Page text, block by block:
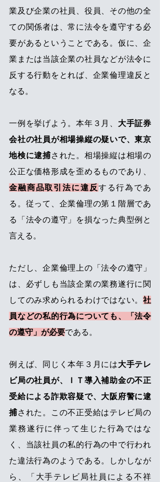
業及び企業の社員、役員、その他の全
ての関係者は、常に法令を遵守する必
要があるということである。仮に、企
業または当該企業の社員などが法令に
反する行動をとれば、企業倫理違反と
なる。
一例を挙げよう。本年３月、 大手証券
会社の社員が相場操縦の疑いで、東京
地検に逮捕された。相場操縦は相場の
公正な価格形成を歪めるものであり、
金融商品取引法に違反 する行為であ
る。従って、企業倫理の第１階層であ
る「法令の遵守」を損なった典型例と
言える。
ただし、企業倫理上の「法令の遵守」
は、必ずしも当該企業の業務遂行に関
してのみ求められるわけではない。 社
員などの私的行為についても、「法令
の遵守」が必要である。
例えば、同じく本年３月には大手テレ
ビ局の社員が、ＩＴ導入補助金の不正
受給による詐欺容疑で、大阪府警に逮
捕された。この不正受給はテレビ局の
業務遂行に伴って生じた行為ではな
く、当該社員の私的行為の中で行われ
た違法行為のようである。しかしなが
ら、「大手テレビ局社員による不祥